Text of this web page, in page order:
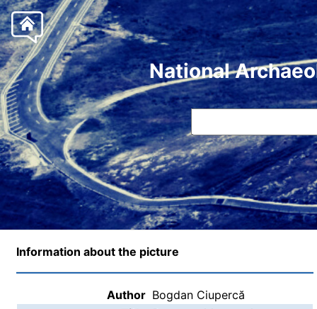
National
Information about the picture
Author Bogdan Ciupercă